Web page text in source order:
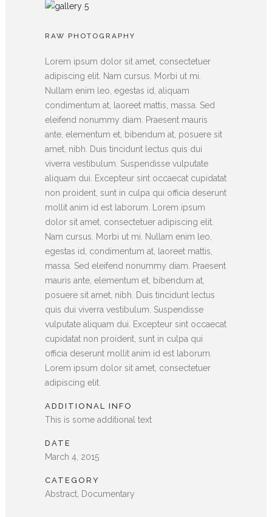
RAW PHOTOGRAPHY
Lorem ipsum dolor sit amet, consectetuer
adipiscing elit. Nam cursus. Morbi ut mi.
Nullam enim leo, egestas id, aliquam
condimentum at, laoreet mattis, massa. Sed
eleifend nonummy diam. Praesent mauris
ante, elementum et, bibendum at, posuere sit
amet, nibh. Duis tincidunt lectus quis dui
viverra vestibulum. Suspendisse vulputate
aliquam dui. Excepteur sint occaecat cupidatat
non proident, sunt in culpa qui officia deserunt
mollit anim id est laborum. Lorem ipsum
dolor sit amet, consectetuer adipiscing elit.
Nam cursus. Morbi ut mi. Nullam enim leo,
egestas id, condimentum at, laoreet mattis,
massa. Sed eleifend nonummy diam. Praesent
mauris ante, elementum et, bibendum at,
posuere sit amet, nibh. Duis tincidunt lectus
quis dui viverra vestibulum. Suspendisse
vulputate aliquam dui. Excepteur sint occaecat
cupidatat non proident, sunt in culpa qui
officia deserunt mollit anim id est laborum.
Lorem ipsum dolor sit amet, consectetuer
adipiscing elit.
ADDITIONAL INFO
This is some additional text
DATE
March 4, 2015
CATEGORY
Abstract, Documentary